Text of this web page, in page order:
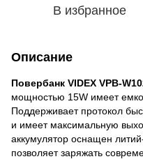
В избранное
Описание
Повербанк VIDEX VPB-
мощностью 15W имеет
Поддерживает протокол
и имеет максимальную
аккумулятор оснащен
позволяет заряжать